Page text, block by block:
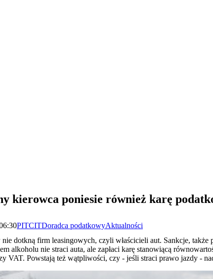
kierowca poniesie również karę
PITCITDoradca podatkowyAktualności
dotkną firm leasingowych, czyli właścicieli aut. Sankcje, także
alkoholu nie straci auta, ale zapłaci karę stanowiącą
VAT. Powstają też wątpliwości, czy - jeśli straci prawo jazdy -